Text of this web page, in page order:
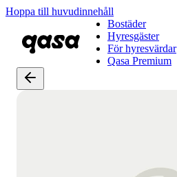
Hoppa till huvudinnehåll
Bostäder
Hyresgäster
För hyresvärdar
Qasa Premium